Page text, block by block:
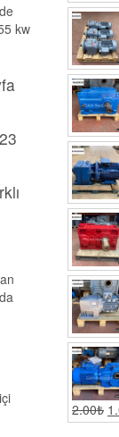
kw
2.00₺